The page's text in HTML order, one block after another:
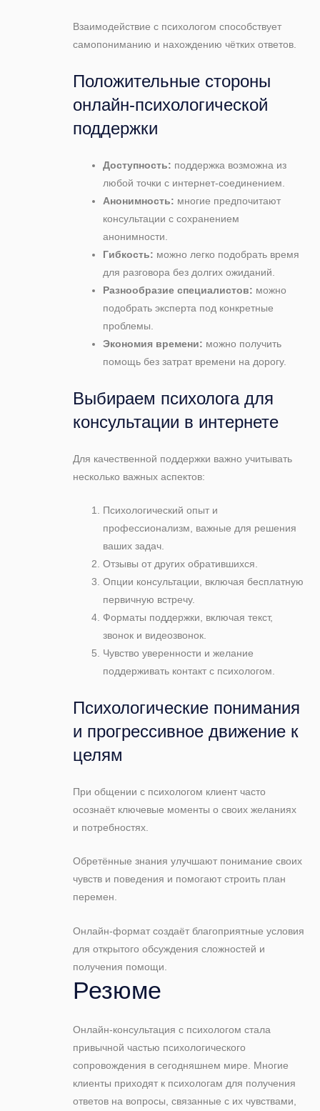
Взаимодействие с психологом способствует
самопониманию и нахождению чётких ответов.
Положительные стороны
онлайн-психологической
поддержки
Доступность: поддержка возможна из
любой точки с интернет-соединением.
Анонимность: многие предпочитают
консультации с сохранением
анонимности.
Гибкость: можно легко подобрать время
для разговора без долгих ожиданий.
Разнообразие специалистов: можно
подобрать эксперта под конкретные
проблемы.
Экономия времени: можно получить
помощь без затрат времени на дорогу.
Выбираем психолога для
консультации в интернете
Для качественной поддержки важно учитывать
несколько важных аспектов:
Психологический опыт и
профессионализм, важные для решения
ваших задач.
Отзывы от других обратившихся.
Опции консультации, включая бесплатную
первичную встречу.
Форматы поддержки, включая текст,
звонок и видеозвонок.
Чувство уверенности и желание
поддерживать контакт с психологом.
Психологические понимания
и прогрессивное движение к
целям
При общении с психологом клиент часто
осознаёт ключевые моменты о своих желаниях
и потребностях.
Обретённые знания улучшают понимание своих
чувств и поведения и помогают строить план
перемен.
Онлайн-формат создаёт благоприятные условия
для открытого обсуждения сложностей и
получения помощи.
Резюме
Онлайн-консультация с психологом стала
привычной частью психологического
сопровождения в сегодняшнем мире. Многие
клиенты приходят к психологам для получения
ответов на вопросы, связанные с их чувствами,